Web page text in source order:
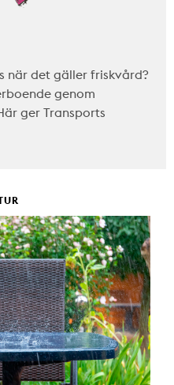
när det gäller friskvård?
genom
ger Transports